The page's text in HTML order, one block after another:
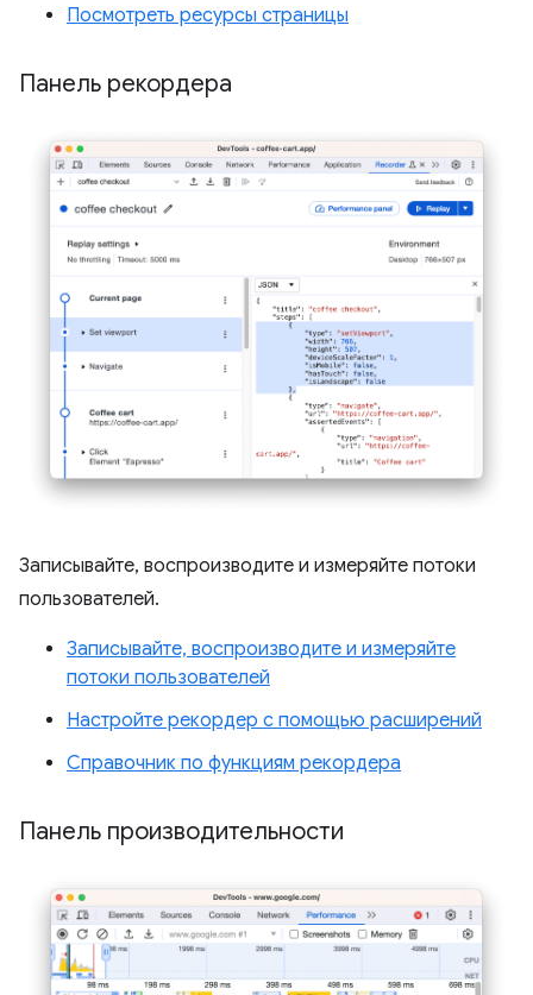
Посмотреть ресурсы страницы
Панель рекордера
Записывайте, воспроизводите и измеряйте потоки
пользователей.
Записывайте, воспроизводите и измеряйте
потоки пользователей
Настройте рекордер с помощью расширений
Справочник по функциям рекордера
Панель производительности